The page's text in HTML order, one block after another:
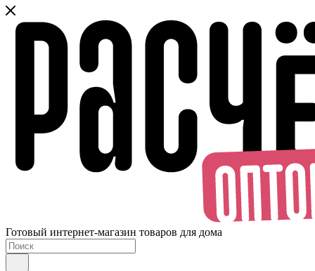
Готовый интернет-магазин товаров для дома